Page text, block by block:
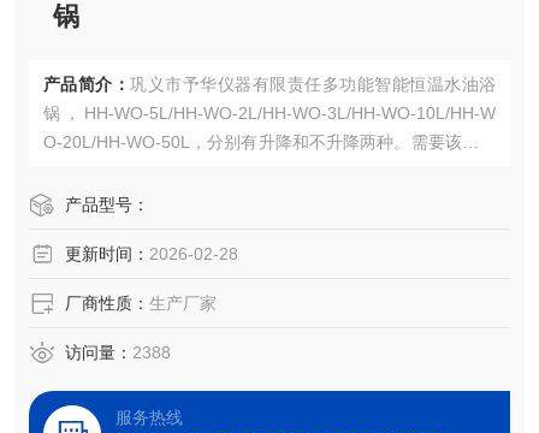
锅
产品简介： 巩义市予华仪器有限责任多功能智能恒温水油浴
锅，HH-WO-5L/HH-WO-2L/HH-WO-3L/HH-WO-10L/HH-W
O-20L/HH-WO-50L，分别有升降和不升降两种。需要该仪器
产品型号：
更新时间： 2026-02-28
厂商性质： 生产厂家
访问量： 2388
服务热线